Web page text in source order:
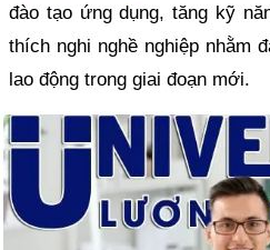
đào tạo ứng dụng, tăng kỹ
thích nghi nghề nghiệp nhằm
lao động trong giai đoạn mới.